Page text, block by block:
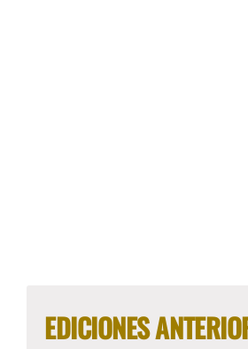
EDICIONES